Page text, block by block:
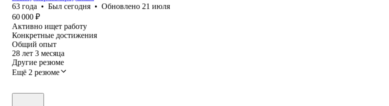
63 года • Был сегодня • Обновлено 21 июля
60 000 ₽
Активно ищет работу
Конкретные достижения
Общий опыт
28 лет 3 месяца
Другие резюме
Ещё 2 резюме